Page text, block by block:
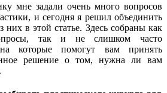
мне задали очень много вопросов
и сегодня я решил объединить
них в этой статье. Здесь собраны как
так и не слишком часто
которые помогут вам принять
решение о том, нужна ли вам